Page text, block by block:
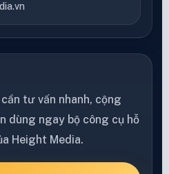
tư vấn nhanh, cộng
dùng ngay bộ công cụ hỗ
Height Media.